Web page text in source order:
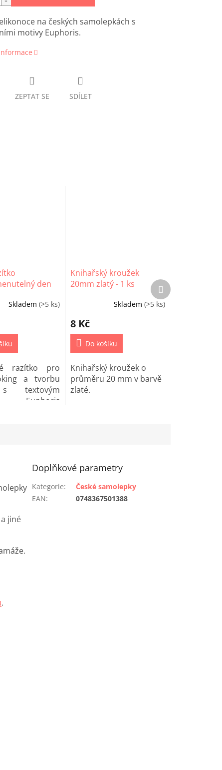
na českých samolepkách s
motivy Euphoris.
ZEPTAT SE SDÍLET
den
Skladem(>5 ks)
razítko pro
a tvorbu
textovým
Euphoris
Knihařský kroužek
20mm zlatý - 1 ks
Skladem (>5 ks)
8 Kč
Do košíku
Knihařský kroužek o
průměru 20 mm v barvě
zlaté.
Další
produkt
jiné
.
Doplňkové parametry
Kategorie:
České samolepky
EAN: 0748367501388